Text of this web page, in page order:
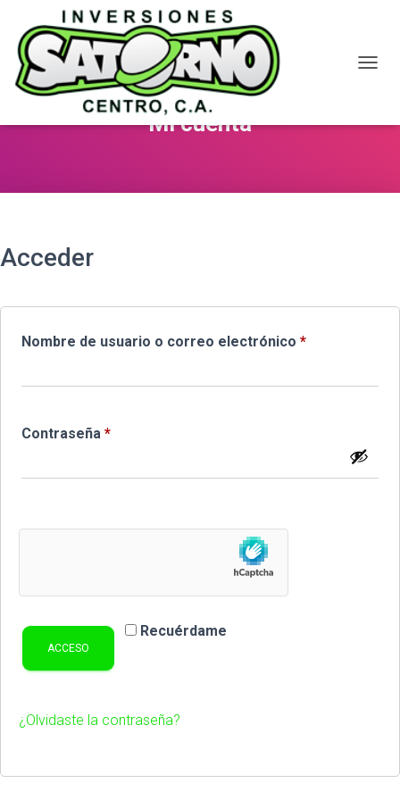
Mi cuenta
Acceder
Nombre de usuario o correo electrónico *Obligatorio
Contraseña *Obligatorio
Recuérdame
ACCESO
¿Olvidaste la contraseña?